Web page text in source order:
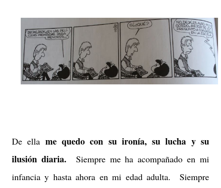
De ella me quedo con su ironía, su lucha y su
ilusión diaria. Siempre me ha acompañado en mi
infancia y hasta ahora en mi edad adulta. Siempre